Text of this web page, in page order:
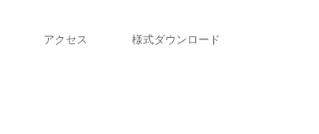
アクセス 様式ダウンロード